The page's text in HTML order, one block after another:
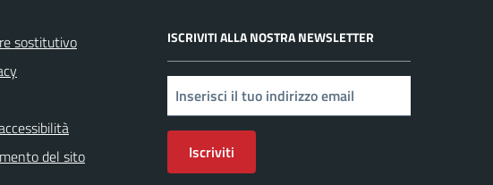
sostitutivo
del sito
ISCRIVITI ALLA NOSTRA NEWSLETTER